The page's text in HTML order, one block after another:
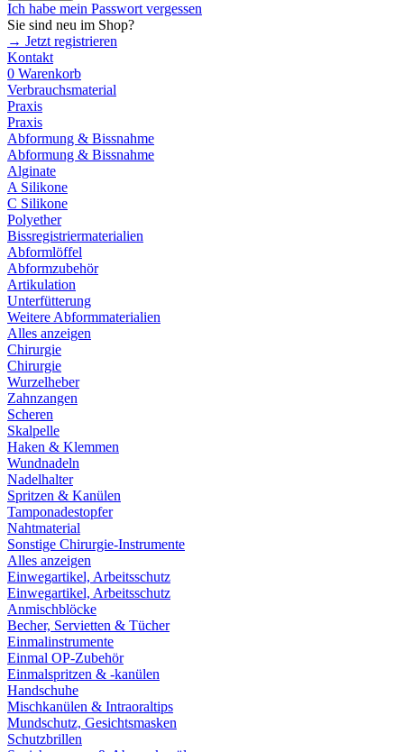
Ich habe mein Passwort vergessen
Sie sind neu im Shop?
→ Jetzt registrieren
Kontakt
0 Warenkorb
Verbrauchsmaterial
Praxis
Praxis
Abformung & Bissnahme
Abformung & Bissnahme
Alginate
A Silikone
C Silikone
Polyether
Bissregistriermaterialien
Abformlöffel
Abformzubehör
Artikulation
Unterfütterung
Weitere Abformmaterialien
Alles anzeigen
Chirurgie
Chirurgie
Wurzelheber
Zahnzangen
Scheren
Skalpelle
Haken & Klemmen
Wundnadeln
Nadelhalter
Spritzen & Kanülen
Tamponadestopfer
Nahtmaterial
Sonstige Chirurgie-Instrumente
Alles anzeigen
Einwegartikel, Arbeitsschutz
Einwegartikel, Arbeitsschutz
Anmischblöcke
Becher, Servietten & Tücher
Einmalinstrumente
Einmal OP-Zubehör
Einmalspritzen & -kanülen
Handschuhe
Mischkanülen & Intraoraltips
Mundschutz, Gesichtsmasken
Schutzbrillen